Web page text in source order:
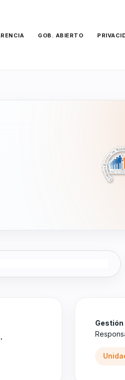
GOB. ABIERTO